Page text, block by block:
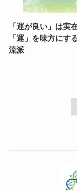
「運が良い」は実
「運」を味方にす
流派